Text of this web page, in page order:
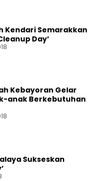
Kendari Semarakkan
Day’
Kebayoran Gelar
anak Berkebutuhan
Sukseskan